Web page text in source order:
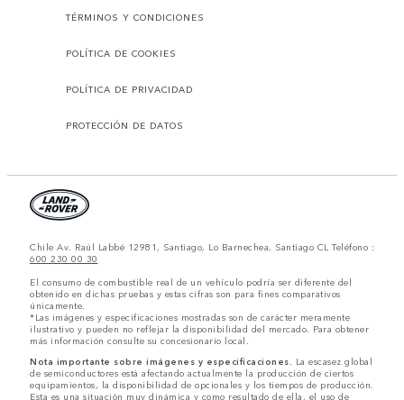
TÉRMINOS Y CONDICIONES
POLÍTICA DE COOKIES
POLÍTICA DE PRIVACIDAD
PROTECCIÓN DE DATOS
Chile Av. Raúl Labbé 12981, Santiago, Lo Barnechea, Santiago CL Teléfono :
600 230 00 30
El consumo de combustible real de un vehículo podría ser diferente del
obtenido en dichas pruebas y estas cifras son para fines comparativos
únicamente.
*Las imágenes y especificaciones mostradas son de carácter meramente
ilustrativo y pueden no reflejar la disponibilidad del mercado. Para obtener
más información consulte su concesionario local.
Nota importante sobre imágenes y especificaciones.
La escasez global
de semiconductores está afectando actualmente la producción de ciertos
equipamientos, la disponibilidad de opcionales y los tiempos de producción.
Esta es una situación muy dinámica y como resultado de ella, el uso de